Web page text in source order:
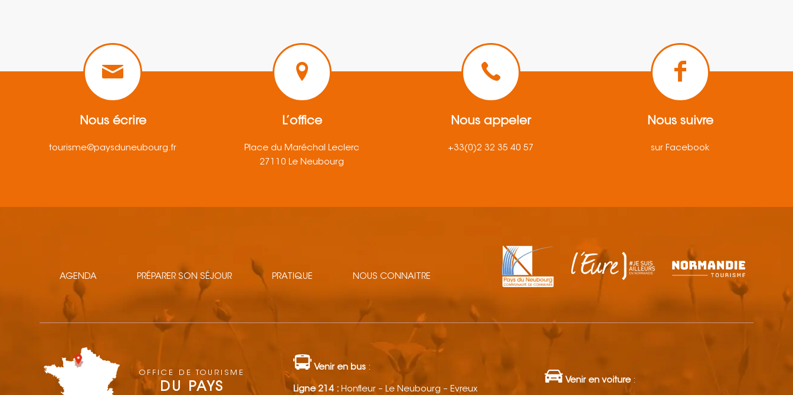
Nous écrire
tourisme@paysduneubourg.fr
L’office
Place du Maréchal Leclerc
27110 Le Neubourg
Nous appeler
+33(0)2 32 35 40 57
Nous suivre
sur Facebook
AGENDA PRÉPARER SON SÉJOUR PRATIQUE NOUS CONNAITRE
OFFICE DE TOURISME
DU PAYS
Venir en bus :
Ligne 214 : Honfleur – Le Neubourg – Evreux
Venir en voiture :